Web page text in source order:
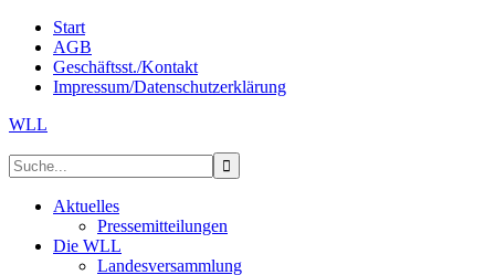
Start
AGB
Geschäftsst./Kontakt
Impressum/Datenschutzerklärung
WLL
Aktuelles
Pressemitteilungen
Die WLL
Landesversammlung